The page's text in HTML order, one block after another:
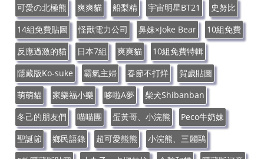
可愛の北極熊
爽爽貓 船梨精 宇宙明星BT21
史努比
14組免費貼圖
怪獸電力公司 鼻妹×Joke Bear
10組免費
反應過激的貓
日本7組 爽爽貓
10組免費特輯
隱藏版Ko-suke
霸氣主婦 春節不打烊
賀歲貼圖
萌萌貓
家樂福小樂 哆啦A夢
柴犬Shibanban
冬己的朋友們
喵喵團 蛋黃哥、小浣熊
Peco牛奶妹
聖誕節
鄉民語錄 超可愛熊熊
小浣熊、三麗鷗